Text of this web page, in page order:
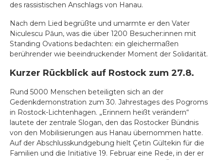
des rassistischen Anschlags von Hanau.
Nach dem Lied begrüßte und umarmte er den Vater
Niculescu Păun, was die über 1200 Besucher:innen mit
Standing Ovations bedachten: ein gleichermaßen
berührender wie beeindruckender Moment der Solidarität.
Kurzer Rückblick auf Rostock zum 27.8.
Rund 5000 Menschen beteiligten sich an der
Gedenkdemonstration zum 30. Jahrestages des Pogroms
in Rostock-Lichtenhagen. „Erinnern heißt verändern“
lautete der zentrale Slogan, den das Rostocker Bündnis
von den Mobilisierungen aus Hanau übernommen hatte.
Auf der Abschlusskundgebung hielt Çetin Gültekin für die
Familien und die Initiative 19. Februar eine Rede, in der er